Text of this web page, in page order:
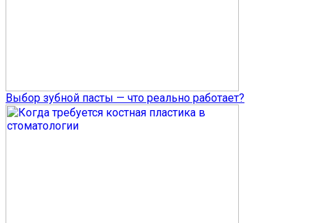
Выбор зубной пасты — что реально работает?